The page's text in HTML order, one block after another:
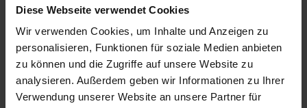
Diese Webseite verwendet Cookies
Wir verwenden Cookies, um Inhalte und Anzeigen zu
personalisieren, Funktionen für soziale Medien anbieten
zu können und die Zugriffe auf unsere Website zu
analysieren. Außerdem geben wir Informationen zu Ihrer
Verwendung unserer Website an unsere Partner für
Versicherungsverträge sind Vertrauenssache. Bunte
Abzeichen und Qualitätsiegel hat fast jede
Versicherungsgesellschaft auf seiner Homepage oder in
im Ernstfall leistet, steht im Kleingedruckten, und wird
meistens erst im Fall eines Schadens deutlich. Wenn der Tarif